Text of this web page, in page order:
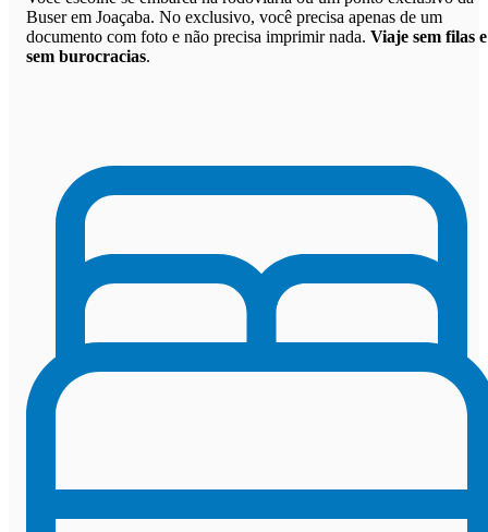
Buser em Joaçaba. No exclusivo, você precisa apenas de um
documento com foto e não precisa imprimir nada. Viaje sem filas e
sem burocracias.